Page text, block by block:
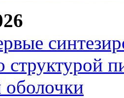
структурой
оболочки